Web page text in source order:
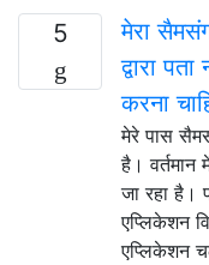
5
मेरा
द्वारा
करना
मेरे पास
है। वर्तमान
जा रहा है।
एप्लिकेशन
एप्लिकेशन